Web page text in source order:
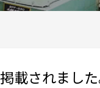
載されまし